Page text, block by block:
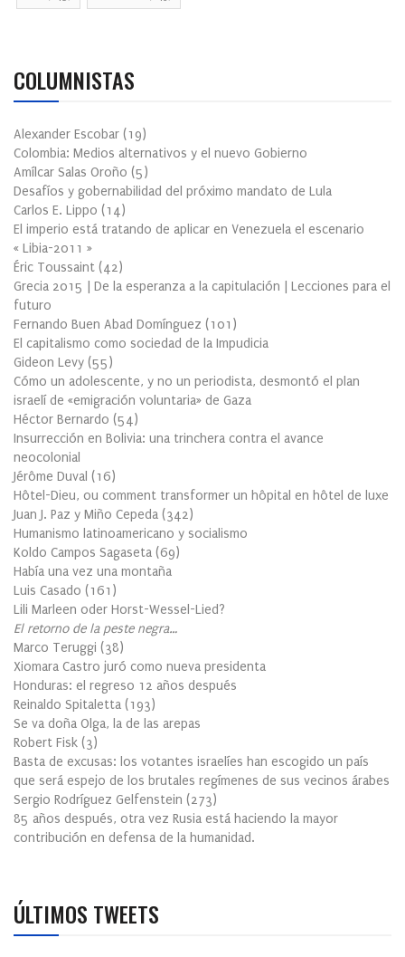
COLUMNISTAS
Alexander Escobar (19)
Colombia: Medios alternativos y el nuevo Gobierno
Amílcar Salas Oroño (5)
Desafíos y gobernabilidad del próximo mandato de Lula
Carlos E. Lippo (14)
El imperio está tratando de aplicar en Venezuela el escenario
« Libia-2011 »
Éric Toussaint (42)
Grecia 2015 | De la esperanza a la capitulación | Lecciones para el
futuro
Fernando Buen Abad Domínguez (101 )
El capitalismo como sociedad de la Impudicia
Gideon Levy (55)
Cómo un adolescente, y no un periodista, desmontó el plan
israelí de «emigración voluntaria» de Gaza
Héctor Bernardo (54)
Insurrección en Bolivia: una trinchera contra el avance
neocolonial
Jérôme Duval (16)
Hôtel-Dieu, ou comment transformer un hôpital en hôtel de luxe
Juan J. Paz y Miño Cepeda (342)
Humanismo latinoamericano y socialismo
Koldo Campos Sagaseta (69)
Había una vez una montaña
Luis Casado (161 )
Lili Marleen oder Horst-Wessel-Lied?
El retorno de la peste negra…
Marco Teruggi (38)
Xiomara Castro juró como nueva presidenta
Honduras: el regreso 12 años después
Reinaldo Spitaletta (193)
Se va doña Olga, la de las arepas
Robert Fisk (3)
Basta de excusas: los votantes israelíes han escogido un país
que será espejo de los brutales regímenes de sus vecinos árabes
Sergio Rodríguez Gelfenstein (273)
85 años después, otra vez Rusia está haciendo la mayor
contribución en defensa de la humanidad.
ÚLTIMOS TWEETS